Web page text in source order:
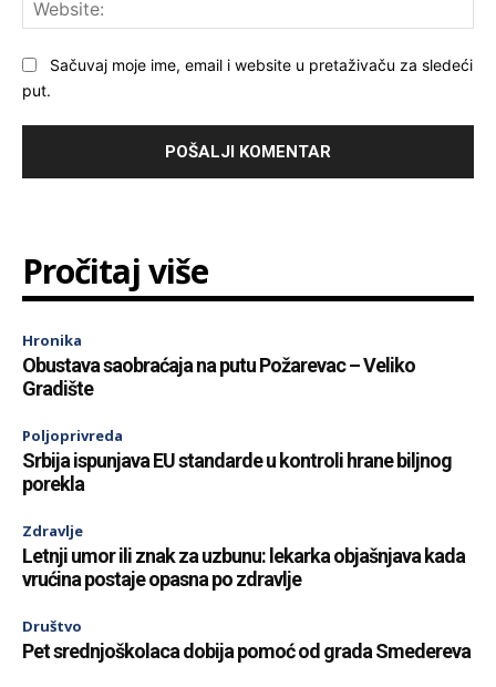
Sačuvaj moje ime, email i website u pretaživaču za sledeći
put.
Pročitaj više
Hronika
Obustava saobraćaja na putu Požarevac – Veliko
Gradište
Poljoprivreda
Srbija ispunjava EU standarde u kontroli hrane biljnog
porekla
Zdravlje
Letnji umor ili znak za uzbunu: lekarka objašnjava kada
vrućina postaje opasna po zdravlje
Društvo
Pet srednjoškolaca dobija pomoć od grada Smedereva